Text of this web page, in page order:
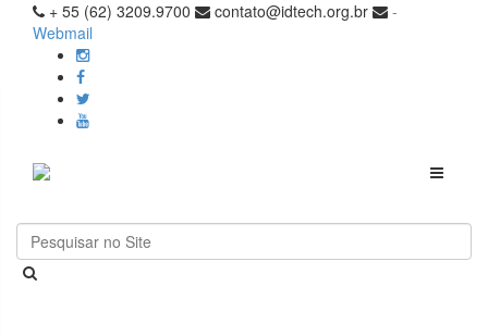
+ 55 (62) 3209.9700 contato@idtech.org.br
-
Webmail
Toggle